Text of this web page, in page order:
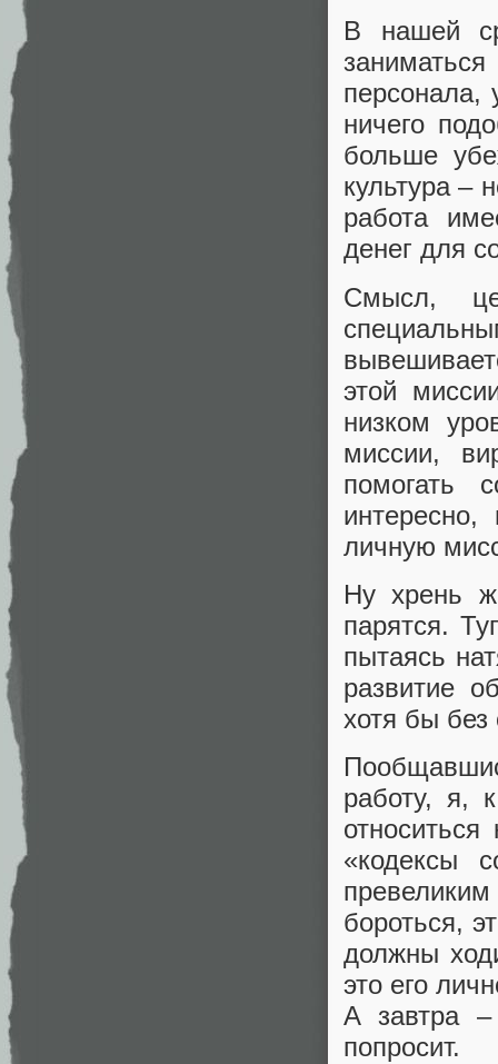
В нашей
персонала,
ничего
больше
культура –
работа
денег для
Смысл,
этой
низком
миссии,
помогать
личную
Ну хрень
парятся.
пытаясь
развитие
хотя бы
работу, я,
«кодексы
бороться,
должны
это его
А завтра
попросит.